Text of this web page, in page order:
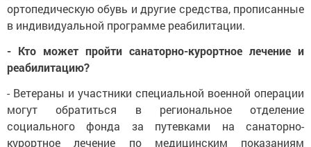
ортопедическую обувь и другие средства, прописанные
в индивидуальной программе реабилитации.
- Кто может пройти санаторно-курортное лечение и
реабилитацию?
- Ветераны и участники специальной военной операции
могут обратиться в региональное отделение
социального фонда за путевками на санаторно-
курортное лечение по медицинским показаниям